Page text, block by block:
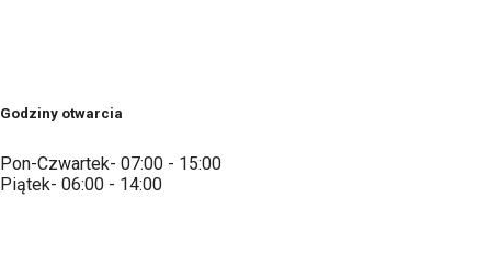
Godziny otwarcia
Pon-Czwartek- 07:00 - 15:00
Piątek- 06:00 - 14:00